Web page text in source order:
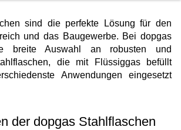
sind die perfekte Lösung für den
und das Baugewerbe. Bei dopgas
breite Auswahl an robusten und
die mit Flüssiggas befüllt
Anwendungen eingesetzt
der dopgas Stahlflaschen